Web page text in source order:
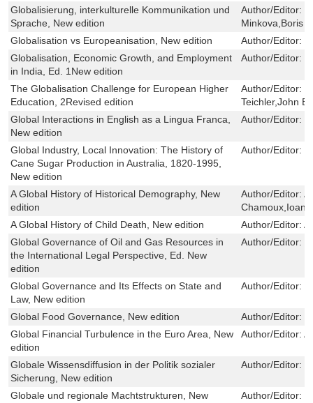
Globalisierung, interkulturelle Kommunikation und
Sprache, New edition
Author/Editor:
Minkova,Boris
Globalisation vs Europeanisation, New edition
Author/Editor:
Globalisation, Economic Growth, and Employment
in India, Ed. 1New edition
Author/Editor:
The Globalisation Challenge for European Higher
Education, 2Revised edition
Author/Editor:
Teichler,John
Global Interactions in English as a Lingua Franca,
New edition
Author/Editor:
Global Industry, Local Innovation: The History of
Cane Sugar Production in Australia, 1820-1995,
New edition
Author/Editor:
A Global History of Historical Demography, New
edition
Author/Editor:
Chamoux,Ioan
A Global History of Child Death, New edition
Author/Editor:
Global Governance of Oil and Gas Resources in
the International Legal Perspective, Ed. New
edition
Author/Editor:
Global Governance and Its Effects on State and
Law, New edition
Author/Editor:
Global Food Governance, New edition Author/Editor:
Global Financial Turbulence in the Euro Area, New
edition
Author/Editor:
Globale Wissensdiffusion in der Politik sozialer
Sicherung, New edition
Author/Editor:
Globale und regionale Machtstrukturen, New
Author/Editor: